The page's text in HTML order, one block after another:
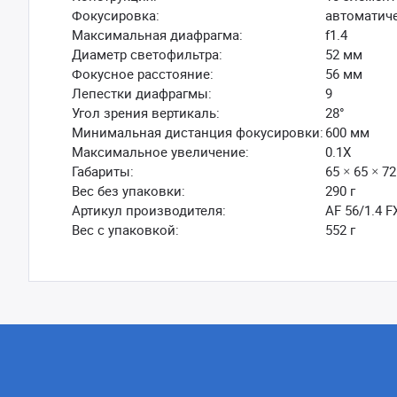
Фокусировка:
Максимальная диафрагма:
f1.4
Диаметр светофильтра:
52 мм
Фокусное расстояние:
56 мм
Лепестки диафрагмы:
9
Угол зрения вертикаль:
28°
Минимальная дистанция фокусировки: 600 мм
Максимальное увеличение:
0.1X
Габариты:
65 × 65 ×
Вес без упаковки:
290 г
Артикул производителя:
AF 56/1.4
Вес с упаковкой:
552 г